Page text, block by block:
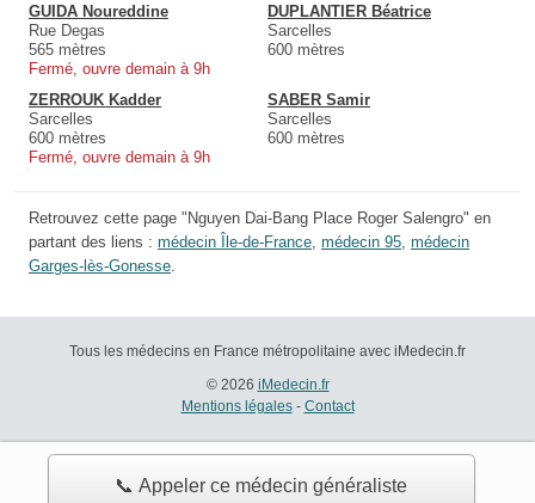
📞 Appeler ce médecin généraliste
GUIDA Noureddine
Rue Degas
565 mètres
Fermé, ouvre demain à 9h
DUPLANTIER Béatrice
Sarcelles
600 mètres
ZERROUK Kadder
Sarcelles
600 mètres
Fermé, ouvre demain à 9h
SABER Samir
Sarcelles
600 mètres
Retrouvez cette page "Nguyen Dai-Bang Place Roger Salengro" en
partant des liens : médecin Île-de-France médecin 95 médecin
Garges-lès-Gonesse
Tous les médecins en France métropolitaine avec iMedecin.fr
© 2026 iMedecin.fr
Mentions légales- Contact